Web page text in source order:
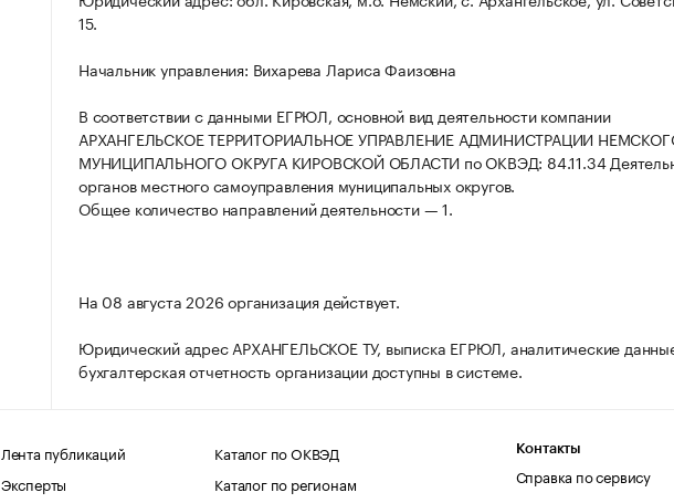
15.
Начальник управления: Вихарева Лариса Фаизовна
В соответствии с данными ЕГРЮЛ, основной вид деятельности компании
АРХАНГЕЛЬСКОЕ ТЕРРИТОРИАЛЬНОЕ УПРАВЛЕНИЕ АДМИНИСТРАЦИИ
МУНИЦИПАЛЬНОГО ОКРУГА КИРОВСКОЙ ОБЛАСТИ по ОКВЭД: 84.11.34
органов местного самоуправления муниципальных округов.
Общее количество направлений деятельности — 1.
На 08 августа 2026 организация действует.
Юридический адрес АРХАНГЕЛЬСКОЕ ТУ, выписка ЕГРЮЛ, аналитические
бухгалтерская отчетность организации доступны в системе.
Лента публикаций
Эксперты
Каталог по ОКВЭД
Каталог по регионам
Контакты
Справка по сервису